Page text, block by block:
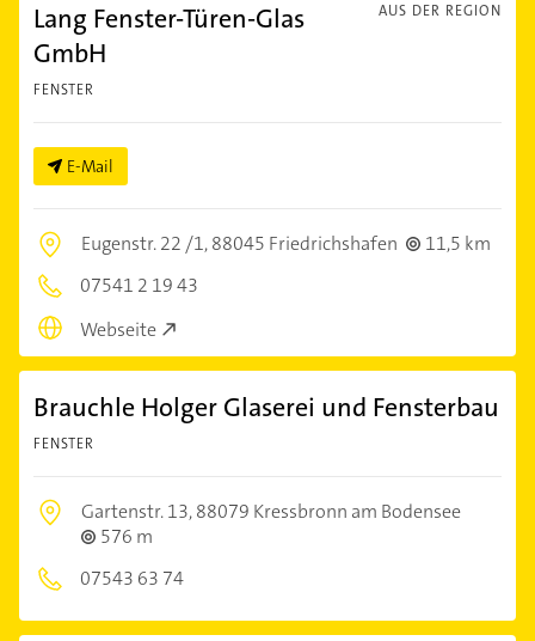
AUS DER REGION
Lang Fenster-Türen-Glas
GmbH
FENSTER
E-Mail
Eugenstr. 22 /1,88045 Friedrichshafen
11,5 km
07541 2 19 43
Webseite
Brauchle Holger Glaserei und Fensterbau
FENSTER
Gartenstr. 13,88079 Kressbronn am Bodensee
576 m
07543 63 74